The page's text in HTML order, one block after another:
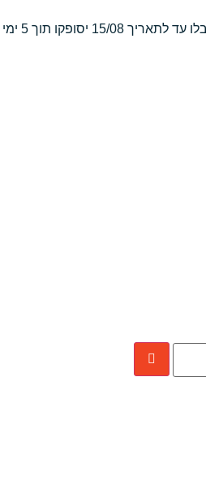
עד לתאריך 15/08 יסופקו תוך 5 ימי